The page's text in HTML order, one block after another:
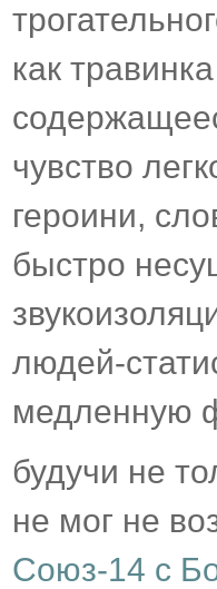
как
чувство
героини,
быстро
людей-
медленную
будучи не
не мог не
Союз-14 с